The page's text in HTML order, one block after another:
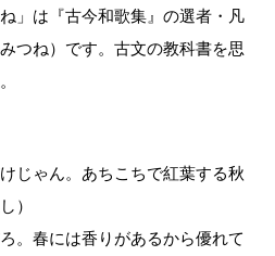
」は『古今和歌集』の選者・凡
つね）です。古文の教科書を思
じゃん。あちこちで紅葉する秋
）
。春には香りがあるから優れて